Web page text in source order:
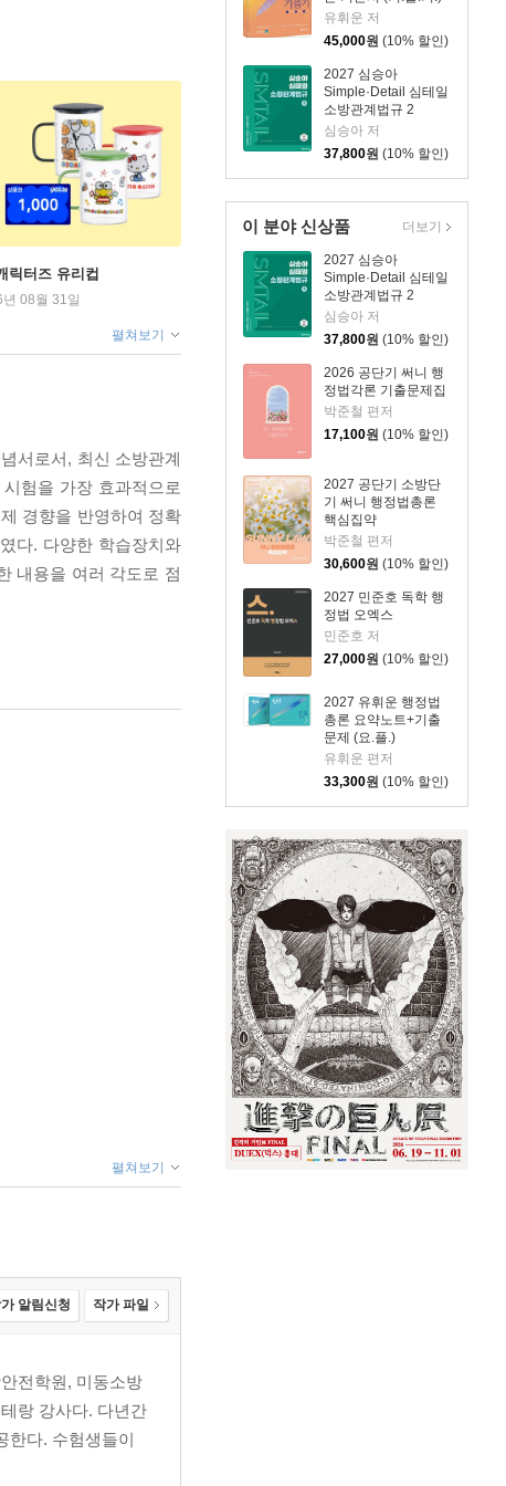
유휘운 저
45,000원 (10% 할인)
2027 심승아
Simple·Detail 심테일
소방관계법규 2
심승아 저
37,800원 (10% 할인)
이 분야 신상품
2027 심승아
Simple·Detail 심테일
소방관계법규 2
심승아 저
37,800원 (10% 할인)
2026 공단기 써니 행
정법각론 기출문제집
박준철 편저
17,100원 (10% 할인)
2027 공단기 소방단
기 써니 행정법총론
핵심집약
박준철 편저
30,600원 (10% 할인)
2027 민준호 독학 행
정법 오엑스
민준호 저
27,000원 (10% 할인)
2027 유휘운 행정법
총론 요약노트+기출
문제 (요.플.)
유휘운 편저
33,300원 (10% 할인)
더보기
릭터즈 유리컵
08월 31일
펼쳐보기
서로서, 최신 소방관계
험을 가장 효과적으로
경향을 반영하여 정확
다. 다양한 학습장치와
내용을 여러 각도로 점
펼쳐보기
알림신청 작가 파일
전학원, 미동소방
랑 강사다. 다년간
한다. 수험생들이